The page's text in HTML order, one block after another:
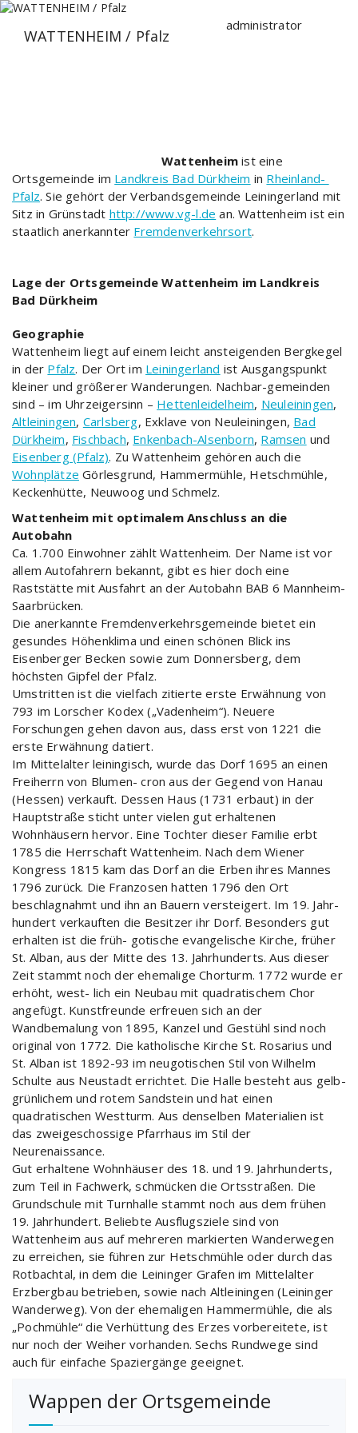
Zum
springenWATTENHEIM / Pfalz
administrator
Wattenheim ist eine
Ortsgemeinde im Landkreis Bad Dürkheim in Rheinland-
Pfalz. Sie gehört der Verbandsgemeinde Leiningerland mit
Sitz in Grünstadt http://www.vg-l.de an. Wattenheim ist ein
staatlich anerkannter Fremdenverkehrsort.
Lage der Ortsgemeinde Wattenheim im Landkreis
Bad Dürkheim
Geographie
Wattenheim liegt auf einem leicht ansteigenden Bergkegel
in der Pfalz. Der Ort im Leiningerland ist Ausgangspunkt
kleiner und größerer Wanderungen. Nachbar-gemeinden
sind – im Uhrzeigersinn – Hettenleidelheim, Neuleiningen,
Altleiningen, Carlsberg, Exklave von Neuleiningen, Bad
Dürkheim, Fischbach, Enkenbach-Alsenborn, Ramsen und
Eisenberg (Pfalz). Zu Wattenheim gehören auch die
Wohnplätze Görlesgrund, Hammermühle, Hetschmühle,
Keckenhütte, Neuwoog und Schmelz.
Wattenheim mit optimalem Anschluss an die
Autobahn
Ca. 1.700 Einwohner zählt Wattenheim. Der Name ist vor
allem Autofahrern bekannt, gibt es hier doch eine
Raststätte mit Ausfahrt an der Autobahn BAB 6 Mannheim-
Saarbrücken.
Die anerkannte Fremdenverkehrsgemeinde bietet ein
gesundes Höhenklima und einen schönen Blick ins
Eisenberger Becken sowie zum Donnersberg, dem
höchsten Gipfel der Pfalz.
Umstritten ist die vielfach zitierte erste Erwähnung von
793 im Lorscher Kodex („Vadenheim“). Neuere
Forschungen gehen davon aus, dass erst von 1221 die
erste Erwähnung datiert.
Im Mittelalter leiningisch, wurde das Dorf 1695 an einen
Freiherrn von Blumen- cron aus der Gegend von Hanau
(Hessen) verkauft. Dessen Haus (1731 erbaut) in der
Hauptstraße sticht unter vielen gut erhaltenen
Wohnhäusern hervor. Eine Tochter dieser Familie erbt
1785 die Herrschaft Wattenheim. Nach dem Wiener
Kongress 1815 kam das Dorf an die Erben ihres Mannes
1796 zurück. Die Franzosen hatten 1796 den Ort
beschlagnahmt und ihn an Bauern versteigert. Im 19. Jahr-
hundert verkauften die Besitzer ihr Dorf. Besonders gut
erhalten ist die früh- gotische evangelische Kirche, früher
St. Alban, aus der Mitte des 13. Jahrhunderts. Aus dieser
Zeit stammt noch der ehemalige Chorturm. 1772 wurde er
erhöht, west- lich ein Neubau mit quadratischem Chor
angefügt. Kunstfreunde erfreuen sich an der
Wandbemalung von 1895, Kanzel und Gestühl sind noch
original von 1772. Die katholische Kirche St. Rosarius und
St. Alban ist 1892-93 im neugotischen Stil von Wilhelm
Schulte aus Neustadt errichtet. Die Halle besteht aus gelb-
grünlichem und rotem Sandstein und hat einen
quadratischen Westturm. Aus denselben Materialien ist
das zweigeschossige Pfarrhaus im Stil der
Neurenaissance.
Gut erhaltene Wohnhäuser des 18. und 19. Jahrhunderts,
zum Teil in Fachwerk, schmücken die Ortsstraßen. Die
Grundschule mit Turnhalle stammt noch aus dem frühen
19. Jahrhundert. Beliebte Ausflugsziele sind von
Wattenheim aus auf mehreren markierten Wanderwegen
zu erreichen, sie führen zur Hetschmühle oder durch das
Rotbachtal, in dem die Leininger Grafen im Mittelalter
Erzbergbau betrieben, sowie nach Altleiningen (Leininger
Wanderweg). Von der ehemaligen Hammermühle, die als
„Pochmühle“ die Verhüttung des Erzes vorbereitete, ist
nur noch der Weiher vorhanden. Sechs Rundwege sind
auch für einfache Spaziergänge geeignet.
Wappen der Ortsgemeinde